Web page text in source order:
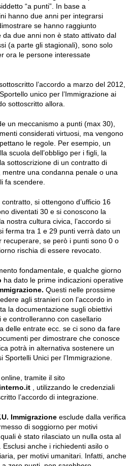
“a punti”. In base a
hanno due anni per integrarsi
se hanno raggiunto
da due anni non è stato attivato dal
(a parte gli stagionali), sono solo
ora le persone interessate
l’accordo a marzo del 2012,
unico per l’Immigrazione ai
sottoscritto allora.
un meccanismo a punti (max 30),
considerati virtuosi, ma vengono
le regole. Per esempio, un
scuola dell’obbligo per i figli, la
sottoscrizione di un contratto di
una condanna penale o una
fa scendere.
si ottengono d’ufficio 16
diventati 30 e si conoscono la
nostra cultura civica, l’accordo si
ferma tra 1 e 29 punti verrà dato un
recuperare, se però i punti sono 0 o
rischia di essere revocato.
fondamentale, e qualche giorno
ha dato le prime indicazioni operative
Questi nelle prossime
agli stranieri con l’accordo in
la documentazione sugli obiettivi
controlleranno con casellario
delle entrate ecc. se ci sono da fare
per dimostrare che conosce
potrà in alternativa sostenere un
Unici per l’Immigrazione.
tramite il sito
, utilizzando le credenziali
l’accordo di integrazione.
Immigrazione esclude dalla verifica
di soggiorno per motivi
è stato rilasciato un nulla osta al
anche i richiedenti asilo o
per motivi umanitari. Infatti, anche